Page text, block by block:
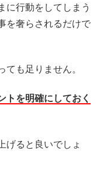
に行動をしてしまう
を奢らされるだけで
ても足りません。
トを明確にしておく
げると良いでしょ